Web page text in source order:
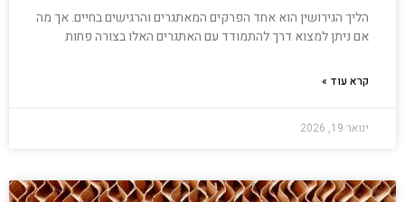
הליך הגירושין הוא אחד הפרקים המאתגרים והרגישים בחיים. אך מה
אם ניתן למצוא דרך להתמודד עם האתגרים האלו בצורה פחות
קרא עוד »
ינואר 19, 2026